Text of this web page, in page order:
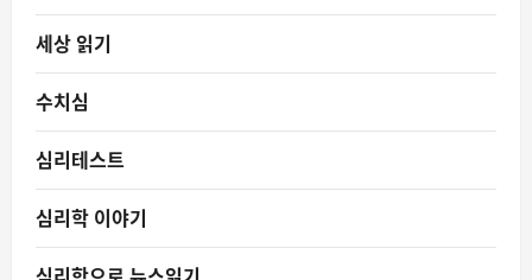
세상 읽기
수치심
심리테스트
심리학 이야기